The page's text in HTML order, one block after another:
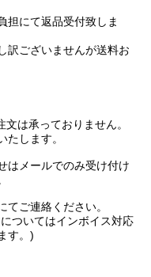
担にて返品受付致しま
訳ございませんが送料お
は承っておりません。
たします。
はメールでのみ受け付け
てご連絡ください。
ついてはインボイス対応
す。)